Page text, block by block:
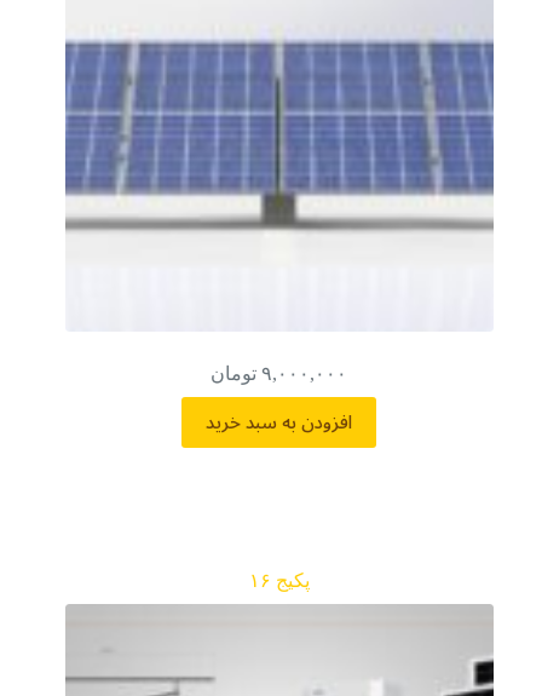
۹,۰۰۰,۰۰۰ تومان
افزودن به سبد خرید
پکیج ۱۶